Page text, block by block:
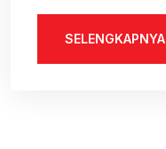
SELENGKAPNYA